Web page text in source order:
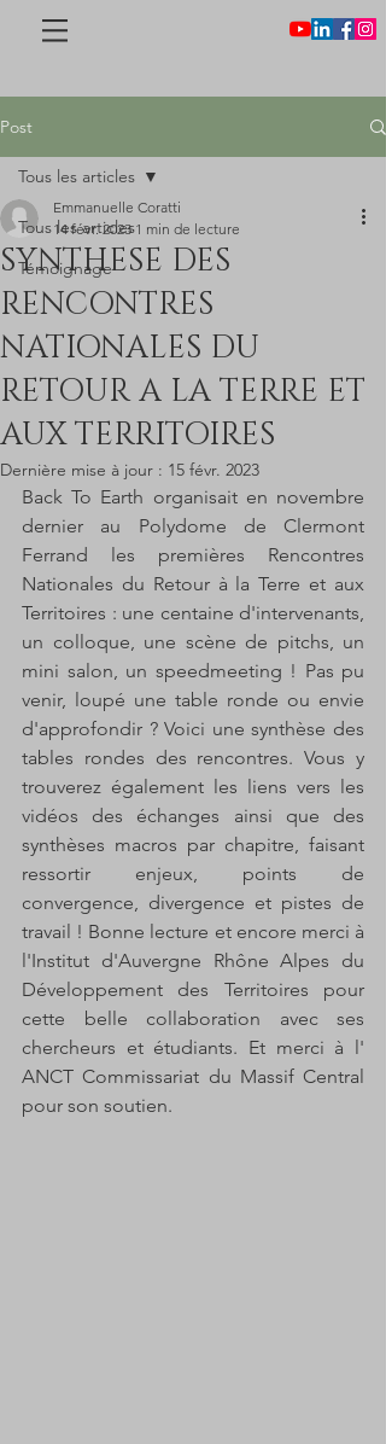
Post
Tous les articles
Témoignage
Tous les articles
SYNTHESE DES
RENCONTRES
NATIONALES DU
RETOUR A LA TERRE ET
AUX TERRITOIRES
Emmanuelle Coratti
14 févr. 2023 1 min de lecture
Dernière mise à jour : 15 févr. 2023
Back To Earth organisait en novembre
dernier au Polydome de Clermont
Ferrand les premières Rencontres
Nationales du Retour à la Terre et aux
Territoires : une centaine d'intervenants,
un colloque, une scène de pitchs, un
mini salon, un speedmeeting ! Pas pu
venir, loupé une table ronde ou envie
d'approfondir ? Voici une synthèse des
tables rondes des rencontres. Vous y
trouverez également les liens vers les
vidéos des échanges ainsi que des
synthèses macros par chapitre, faisant
ressortir enjeux, points de
convergence, divergence et pistes de
travail ! Bonne lecture et encore merci à
l'Institut d'Auvergne Rhône Alpes du
Développement des Territoires pour
cette belle collaboration avec ses
chercheurs et étudiants. Et merci à l'
ANCT Commissariat du Massif Central
pour son soutien.